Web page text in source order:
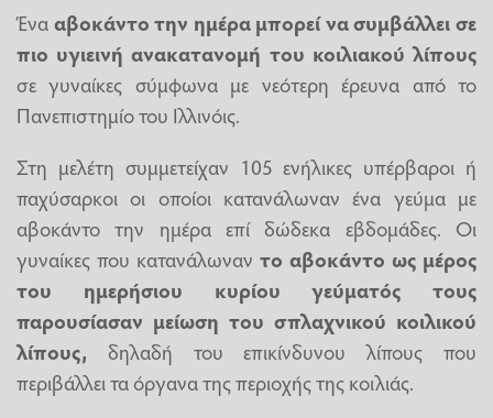
Ένααβοκάντοτην ημέρα μπορεί να συμβάλλει σε
πιο υγιεινή ανακατανομή του κοιλιακού λίπους
σε γυναίκες σύμφωνα με νεότερη έρευνα από το
Πανεπιστημίο του Ιλλινόις.
Στη μελέτη συμμετείχαν 105 ενήλικες υπέρβαροι ή
παχύσαρκοι οι οποίοι κατανάλωναν ένα γεύμα με
αβοκάντο την ημέρα επί δώδεκα εβδομάδες. Οι
γυναίκες που κατανάλωναν το αβοκάντο ως μέρος
του ημερήσιου κυρίου γεύματός τους
παρουσίασαν μείωση του σπλαχνικού κοιλικού
λίπους, δηλαδή του επικίνδυνου λίπους που
περιβάλλει τα όργανα της περιοχής της κοιλιάς.